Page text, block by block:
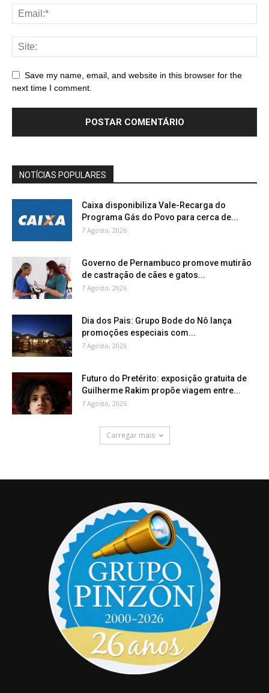
Save my name, email, and website in this browser for the
next time I comment.
NOTÍCIAS POPULARES
Caixa disponibiliza Vale-Recarga do
Programa Gás do Povo para cerca de...
7 Agosto, 2026
Governo de Pernambuco promove mutirão
de castração de cães e gatos...
7 Agosto, 2026
Dia dos Pais: Grupo Bode do Nô lança
promoções especiais com...
7 Agosto, 2026
Futuro do Pretérito: exposição gratuita de
Guilherme Rakim propõe viagem entre...
7 Agosto, 2026
Carregar mais